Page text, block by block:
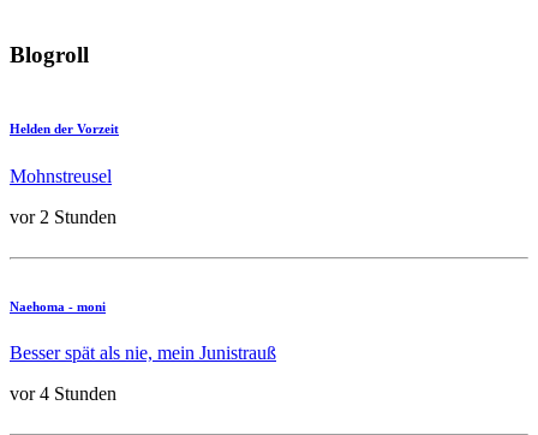
Blogroll
Helden der Vorzeit
Mohnstreusel
vor 2 Stunden
Naehoma - moni
Besser spät als nie, mein Junistrauß
vor 4 Stunden